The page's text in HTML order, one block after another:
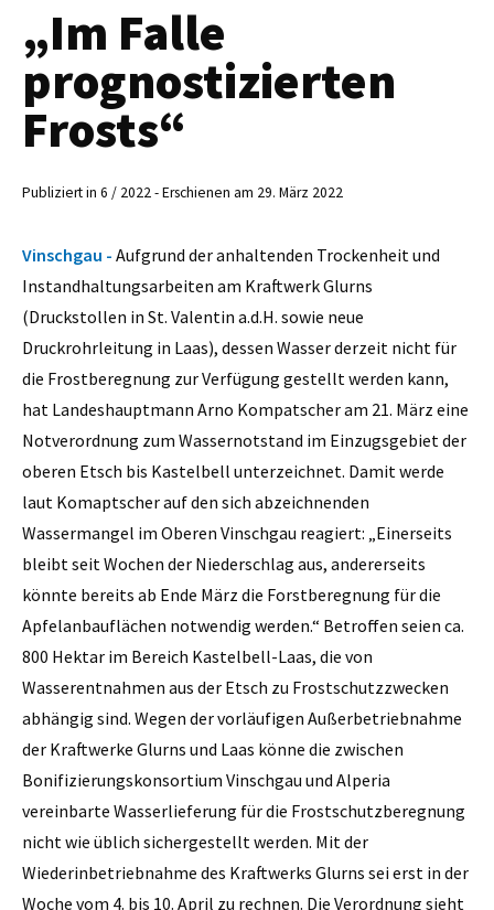
„Im Falle
prognostizierten
Frosts“
Publiziert in 6 / 2022 - Erschienen am 29. März 2022
Vinschgau - Aufgrund der anhaltenden Trockenheit und
Instandhaltungsarbeiten am Kraftwerk Glurns
(Druckstollen in St. Valentin a.d.H. sowie neue
Druckrohrleitung in Laas), dessen Wasser derzeit nicht für
die Frostberegnung zur Verfügung gestellt werden kann,
hat Landeshauptmann Arno Kompatscher am 21. März eine
Notverordnung zum Wassernotstand im Einzugsgebiet der
oberen Etsch bis Kastelbell unterzeichnet. Damit werde
laut Komaptscher auf den sich abzeichnenden
Wassermangel im Oberen Vinschgau reagiert: „Einerseits
bleibt seit Wochen der Niederschlag aus, andererseits
könnte bereits ab Ende März die Forstberegnung für die
Apfelanbauflächen notwendig werden.“ Betroffen seien ca.
800 Hektar im Bereich Kastelbell-Laas, die von
Wasserentnahmen aus der Etsch zu Frostschutzzwecken
abhängig sind. Wegen der vorläufigen Außerbetriebnahme
der Kraftwerke Glurns und Laas könne die zwischen
Bonifizierungskonsortium Vinschgau und Alperia
vereinbarte Wasserlieferung für die Frostschutzberegnung
nicht wie üblich sichergestellt werden. Mit der
Wiederinbetriebnahme des Kraftwerks Glurns sei erst in der
Woche vom 4. bis 10. April zu rechnen. Die Verordnung sieht